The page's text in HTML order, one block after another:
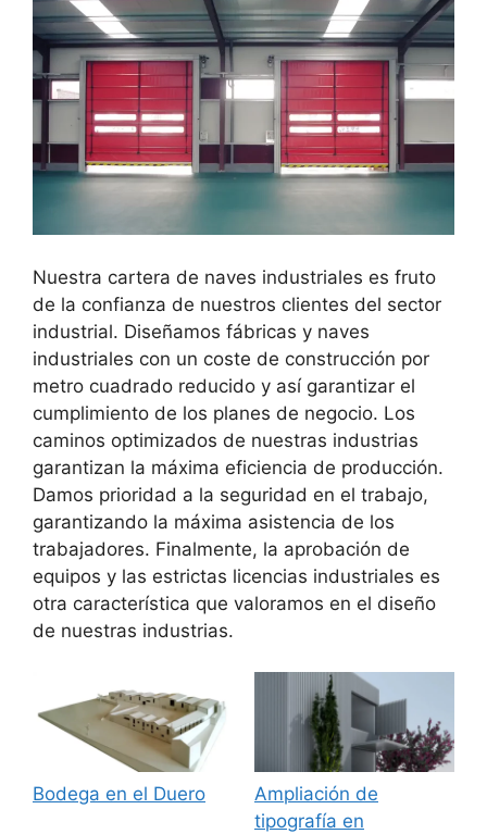
Nuestra cartera de naves industriales es fruto
de la confianza de nuestros clientes del sector
industrial. Diseñamos fábricas y naves
industriales con un coste de construcción por
metro cuadrado reducido y así garantizar el
cumplimiento de los planes de negocio. Los
caminos optimizados de nuestras industrias
garantizan la máxima eficiencia de producción.
Damos prioridad a la seguridad en el trabajo,
garantizando la máxima asistencia de los
trabajadores. Finalmente, la aprobación de
equipos y las estrictas licencias industriales es
otra característica que valoramos en el diseño
de nuestras industrias.
Bodega en el Duero
Ampliación de
tipografía en